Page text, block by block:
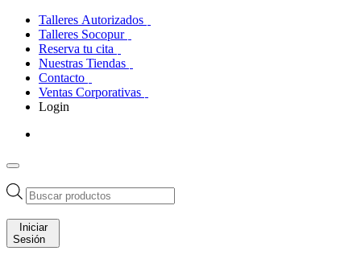
Talleres Autorizados
Talleres Socopur
Reserva tu cita
Nuestras Tiendas
Contacto
Ventas Corporativas
Login
Búsqueda
de
productos
Iniciar
Sesión